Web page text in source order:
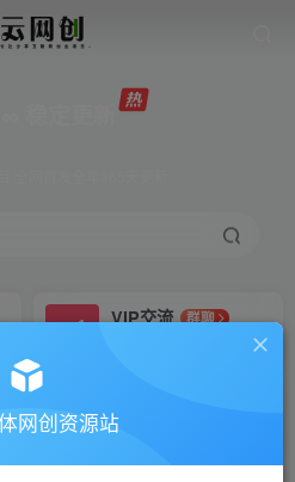
VIP交流
群聊
研究探讨更多创业项目路子。
招募站长
网创资源站